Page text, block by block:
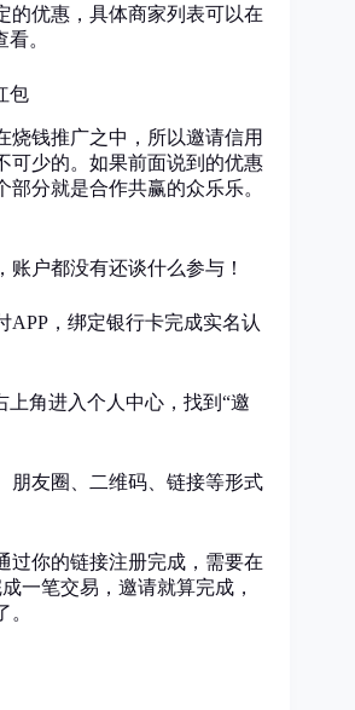
的优惠，具体商家列表可以在
。
包
烧钱推广之中，所以邀请信用
可少的。如果前面说到的优惠
部分就是合作共赢的众乐乐。
账户都没有还谈什么参与！
APP，绑定银行卡完成实名认
上角进入个人中心，找到“邀
朋友圈、二维码、链接等形式
过你的链接注册完成，需要在
一笔交易，邀请就算完成，